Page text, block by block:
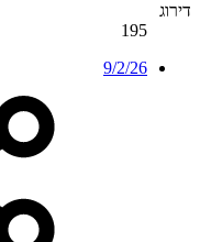
דירוג
195
9/2/26